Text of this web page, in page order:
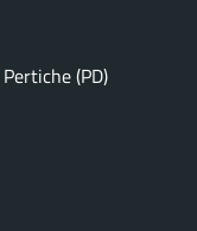
(PD)